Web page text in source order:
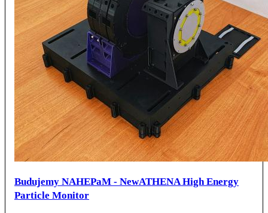
Budujemy NAHEPaM - NewATHENA High Energy
Particle Monitor